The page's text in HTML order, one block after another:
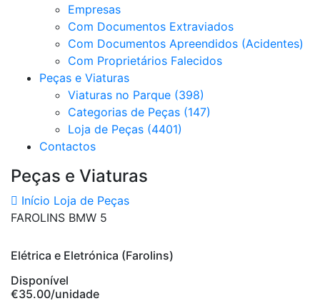
Empresas
Com Documentos Extraviados
Com Documentos Apreendidos (Acidentes)
Com Proprietários Falecidos
Peças e Viaturas
Viaturas no Parque (398)
Categorias de Peças (147)
Loja de Peças (4401)
Contactos
Peças e Viaturas
Início Loja de Peças
FAROLINS BMW 5
Elétrica e Eletrónica (Farolins)
Disponível
€35.00/unidade